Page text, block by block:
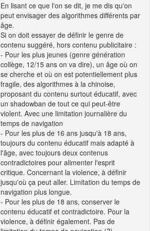
En lisant ce que l'on se dit, je me dis qu'on
peut envisager des algorithmes différents par
âge.
Si on doit essayer de définir le genre de
contenu suggéré, hors contenu publicitaire :
- Pour les plus jeunes (genre génération
collège, 12/15 ans on va dire), un âge où on
se cherche et où on est potentiellement plus
fragile, des algorithmes à la chinoise,
proposant du contenu surtout éducatif, avec
un shadowban de tout ce qui peut-être
violent. Avec une limitation journalière du
temps de navigation
- Pour les plus de 16 ans jusqu'à 18 ans,
toujours du contenu éducatif mais adapté à
l'âge, avec toujours deux contenus
contradictoires pour alimenter l'esprit
critique. Concernant la violence, à définir
jusqu'où ça peut aller. Limitation du temps de
navigation plus longue.
- Pour les plus de 18 ans, conserver le
contenu éducatif et contradictoire. Pour la
violence, à définir également. Pas de